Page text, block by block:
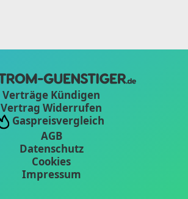
Verträge Kündigen
Vertrag Widerrufen
Gaspreisvergleich
AGB
Datenschutz
Cookies
Impressum